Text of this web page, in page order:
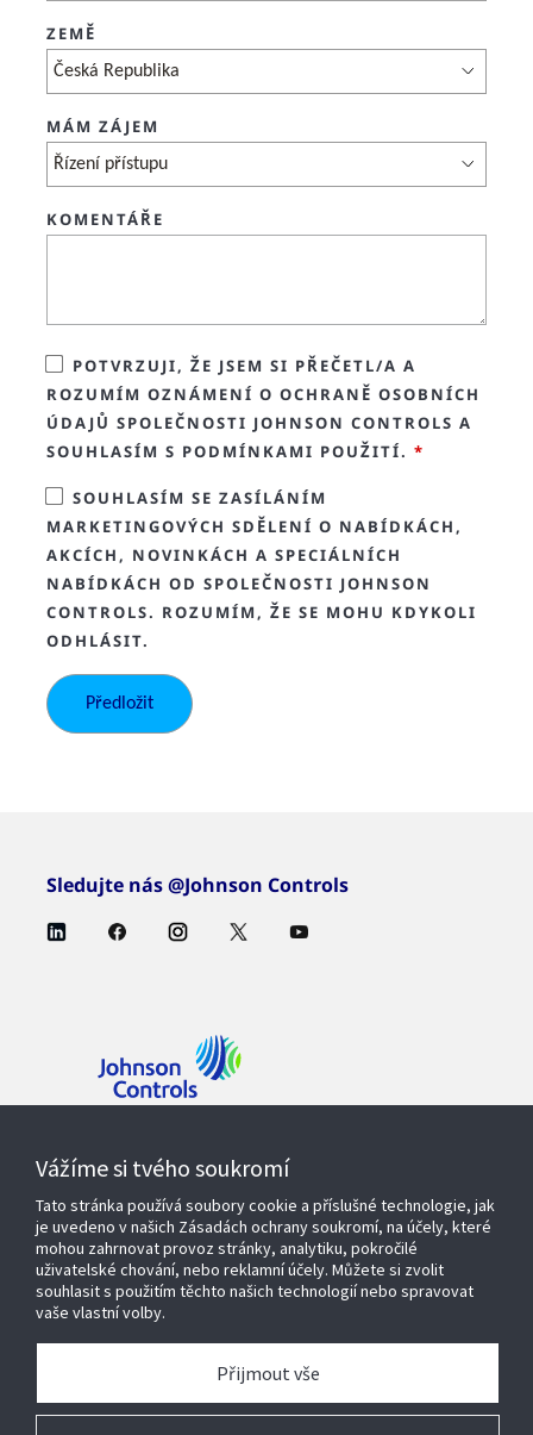
ZEMĚ
MÁM ZÁJEM
KOMENTÁŘE
POTVRZUJI, ŽE JSEM SI PŘEČETL/A A
ROZUMÍM OZNÁMENÍ O OCHRANĚ OSOBNÍCH
ÚDAJŮ SPOLEČNOSTI JOHNSON CONTROLS A
SOUHLASÍM S PODMÍNKAMI POUŽITÍ. *
SOUHLASÍM SE ZASÍLÁNÍM
MARKETINGOVÝCH SDĚLENÍ O NABÍDKÁCH,
AKCÍCH, NOVINKÁCH A SPECIÁLNÍCH
NABÍDKÁCH OD SPOLEČNOSTI JOHNSON
CONTROLS. ROZUMÍM, ŽE SE MOHU KDYKOLI
ODHLÁSIT.
Sledujte nás @Johnson Controls
Produkty a řešení
Servisní služby
O nás
Vážíme si tvého soukromí
Tato stránka používá soubory cookie a příslušné technologie, jak
je uvedeno v našich Zásadách ochrany soukromí, na účely, které
mohou zahrnovat provoz stránky, analytiku, pokročilé
uživatelské chování, nebo reklamní účely. Můžete si zvolit
souhlasit s použitím těchto našich technologií nebo spravovat
vaše vlastní volby.
Přijmout vše